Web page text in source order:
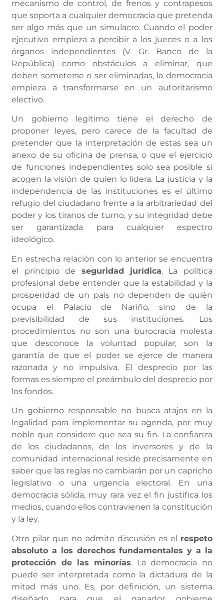
mecanismo de control, de frenos y contrapesos
que soporta a cualquier democracia que pretenda
ser algo más que un simulacro. Cuando el poder
ejecutivo empieza a percibir a los jueces o a los
órganos independientes (V. Gr. Banco de la
República) como obstáculos a eliminar, que
deben someterse o ser eliminadas, la democracia
empieza a transformarse en un autoritarismo
electivo.
Un gobierno legítimo tiene el derecho de
proponer leyes, pero carece de la facultad de
pretender que la interpretación de estas sea un
anexo de su oficina de prensa, o que el ejercicio
de funciones independientes solo sea posible si
acogen la visión de quien lo lidera. La justicia y la
independencia de las instituciones es el último
refugio del ciudadano frente a la arbitrariedad del
poder y los tiranos de turno, y su integridad debe
ser garantizada para cualquier espectro
ideológico.
En estrecha relación con lo anterior se encuentra
el principio de seguridad jurídica. La política
profesional debe entender que la estabilidad y la
prosperidad de un país no dependen de quién
ocupa el Palacio de Nariño, sino de la
previsibilidad de sus instituciones. Los
procedimientos no son una burocracia molesta
que desconoce la voluntad popular; son la
garantía de que el poder se ejerce de manera
razonada y no impulsiva. El desprecio por las
formas es siempre el preámbulo del desprecio por
los fondos.
Un gobierno responsable no busca atajos en la
legalidad para implementar su agenda, por muy
noble que considere que sea su fin. La confianza
de los ciudadanos, de los inversores y de la
comunidad internacional reside precisamente en
saber que las reglas no cambiarán por un capricho
legislativo o una urgencia electoral. En una
democracia sólida, muy rara vez el fin justifica los
medios, cuando ellos contravienen la constitución
y la ley.
Otro pilar que no admite discusión es el respeto
absoluto a los derechos fundamentales y a la
protección de las minorías. La democracia no
puede ser interpretada como la dictadura de la
mitad más uno. Es, por definición, un sistema